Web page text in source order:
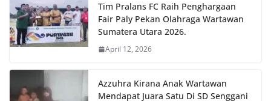
Tim Pralans FC Raih Penghargaan
Fair Paly Pekan Olahraga Wartawan
Sumatera Utara 2026.
April 12, 2026
Azzuhra Kirana Anak Wartawan
Mendapat Juara Satu Di SD Senggani